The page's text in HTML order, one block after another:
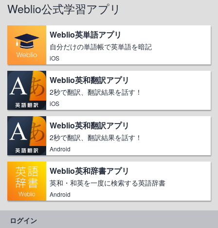
Weblio公式学習アプリ
Weblio英単語アプリ
自分だけの単語帳で英単語を暗記
iOS
Weblio英和翻訳アプリ
2秒で翻訳、翻訳結果を話す！
iOS
Weblio英和翻訳アプリ
2秒で翻訳、翻訳結果を話す！
Android
Weblio英和辞書アプリ
英和・和英を一度に検索する英語辞書
Android
ログイン